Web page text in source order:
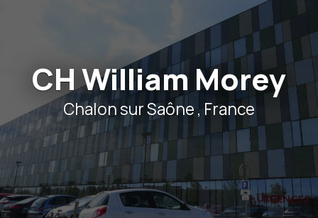
CH William Morey
Chalon sur Saône , France